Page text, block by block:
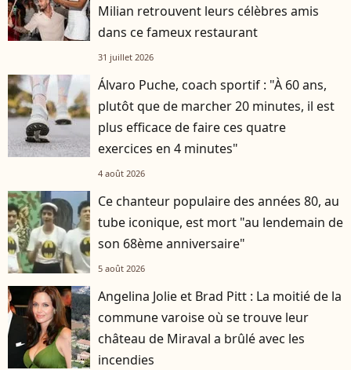
Milian retrouvent leurs célèbres amis
dans ce fameux restaurant
31 juillet 2026
Álvaro Puche, coach sportif : "À 60 ans,
plutôt que de marcher 20 minutes, il est
plus efficace de faire ces quatre
exercices en 4 minutes"
4 août 2026
Ce chanteur populaire des années 80, au
tube iconique, est mort "au lendemain de
son 68ème anniversaire"
5 août 2026
Angelina Jolie et Brad Pitt : La moitié de la
commune varoise où se trouve leur
château de Miraval a brûlé avec les
incendies